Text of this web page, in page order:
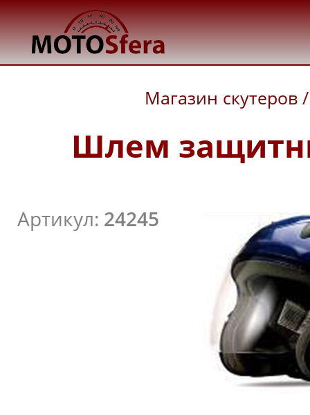
Магазин скутеров /
Шлем
Артикул: 24245